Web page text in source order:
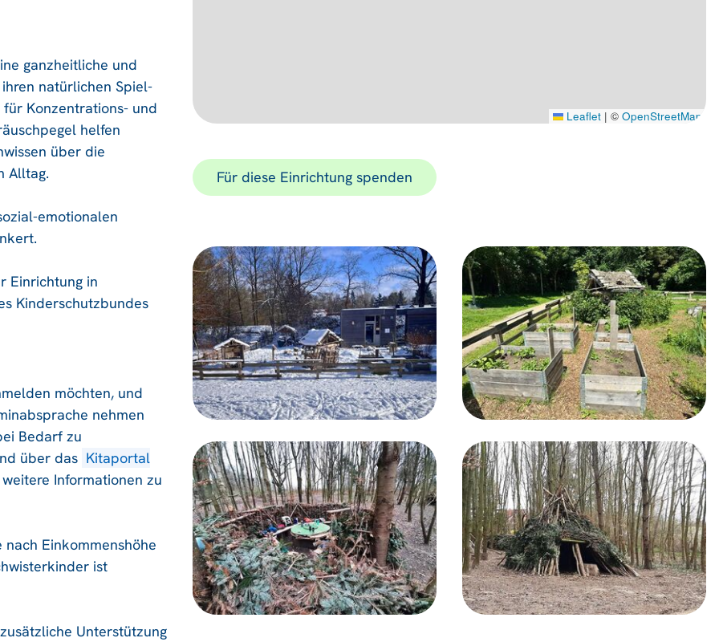
ganzheitliche und
natürlichen Spiel-
Konzentrations- und
helfen
über die
Alltag.
emotionalen
Einrichtung in
Kinderschutzbundes
möchten, und
nehmen
Bedarf zu
über das Kitaportal
Informationen zu
nach Einkommenshöhe
ist
Unterstützung
Leaflet | © OpenStreetMap
Für diese Einrichtung spenden